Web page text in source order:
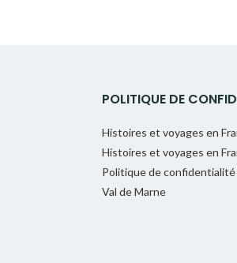
POLITIQUE DE
Histoires et voyages en
Histoires et voyages en
Politique de confidentialité
Val de Marne